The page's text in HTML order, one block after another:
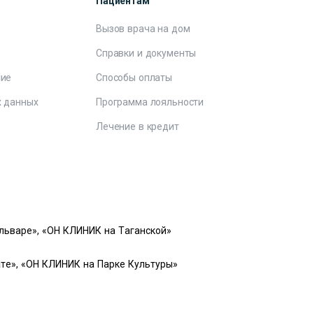
данных
Вызов врача на дом
Справки и документы
Способы оплаты
Программа лояльности
Лечение в кредит
«ОН КЛИНИК на Таганской»
«ОН КЛИНИК на Парке Культуры»